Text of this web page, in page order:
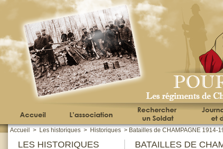
Accueil > Les historiques > Historiques > Batailles de CHAMPAGNE 1914-
LES HISTORIQUES BATAILLES DE